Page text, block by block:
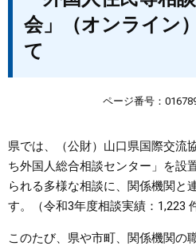
くらし・環境
健康・福祉
教育・文化・スポーツ
しごと・産業・観光
まちづくり
県政情報
会」（オンライン
て
ページ番号：
県では、（公財）山口県国際交流
ち外国人総合相談センター」を設
られる多様な相談に、関係機関と
す。（令和3年度相談実績：1,223
このたび、県や市町、関係機関の